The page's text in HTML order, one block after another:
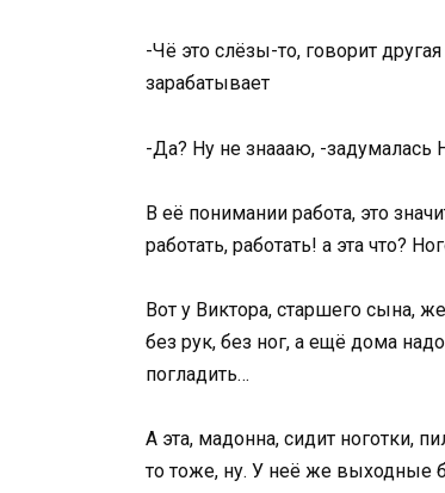
-Чё это слёзы-то, говорит
зарабатывает
-Да? Ну не знаааю, -задумалась
В её понимании работа, это
работать, работать! а эта что?
Вот у Виктора, старшего сына,
без рук, без ног, а ещё дома
погладить…
А эта, мадонна, сидит ноготки,
то тоже, ну. У неё же выходные